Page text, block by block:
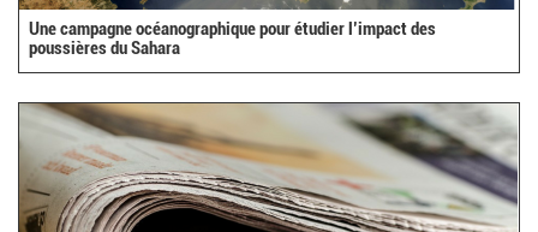
Une campagne océanographique pour étudier l’impact des
poussières du Sahara